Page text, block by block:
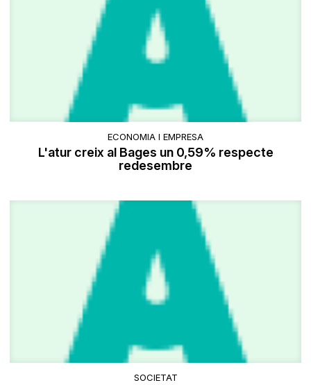
ECONOMIA I EMPRESA
L'atur creix al Bages un 0,59% respecte
redesembre
SOCIETAT